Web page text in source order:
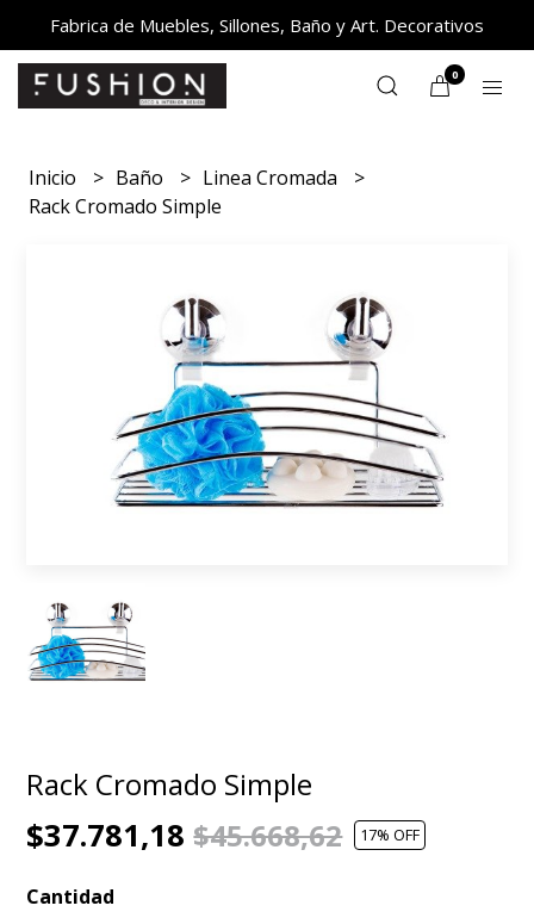
Fabrica de Muebles, Sillones, Baño y Art. Decorativos
0
Inicio Baño
Linea Cromada
Rack Cromado Simple
Rack Cromado Simple
$37.781,18$45.668,62 17% OFF
Cantidad